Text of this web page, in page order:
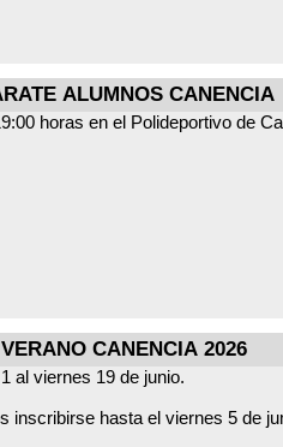
ALUMNOS CANENCIA
horas en el Polideportivo de
CANENCIA 2026
al viernes 19 de junio.
inscribirse hasta el viernes 5 de